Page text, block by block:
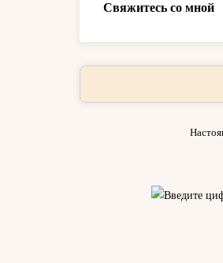
Свяжитесь со мной